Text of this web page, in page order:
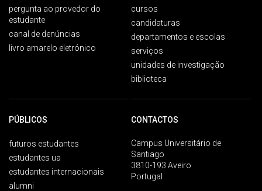
pergunta ao provedor do
estudante
canal de denúncias
livro amarelo eletrónico
cursos
candidaturas
departamentos e escolas
serviços
unidades de investigação
biblioteca
PÚBLICOS
futuros estudantes
estudantes ua
estudantes internacionais
alumni
CONTACTOS
Campus Universitário de
Santiago
3810-193 Aveiro
Portugal